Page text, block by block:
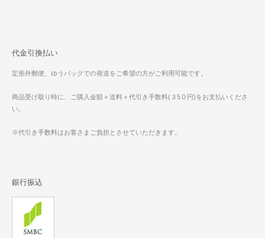
代金引換払い
定形外郵便、ゆうパックでの発送をご希望の方がご利用可能です。
商品受け取り時に、ご購入金額＋送料＋代引き手数料(３5０円)をお支払いくださ
い。
※代引き手数料はお客さまご負担とさせていただきます。
銀行振込